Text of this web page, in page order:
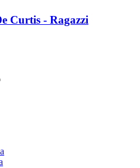
Curtis - Ragazzi